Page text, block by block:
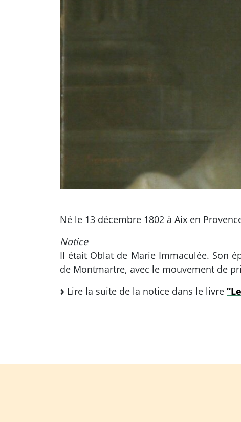
Né le 13 décembre 1802 à Aix en
Notice
Il était Oblat de Marie Immaculée. Son
de Montmartre, avec le mouvement de
Lire la suite de la notice dans le livre